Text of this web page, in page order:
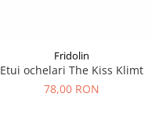
Fridolin
Etui ochelari The Kiss Klimt
78,00 RON